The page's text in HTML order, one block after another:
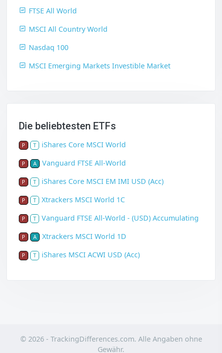
FTSE All World
MSCI All Country World
Nasdaq 100
MSCI Emerging Markets Investible Market
Die beliebtesten ETFs
P T iShares Core MSCI World
P A Vanguard FTSE All-World
P T iShares Core MSCI EM IMI USD (Acc)
P T Xtrackers MSCI World 1C
P T Vanguard FTSE All-World - (USD) Accumulating
P A Xtrackers MSCI World 1D
P T iShares MSCI ACWI USD (Acc)
© 2026 - TrackingDifferences.com. Alle Angaben ohne
Gewähr.